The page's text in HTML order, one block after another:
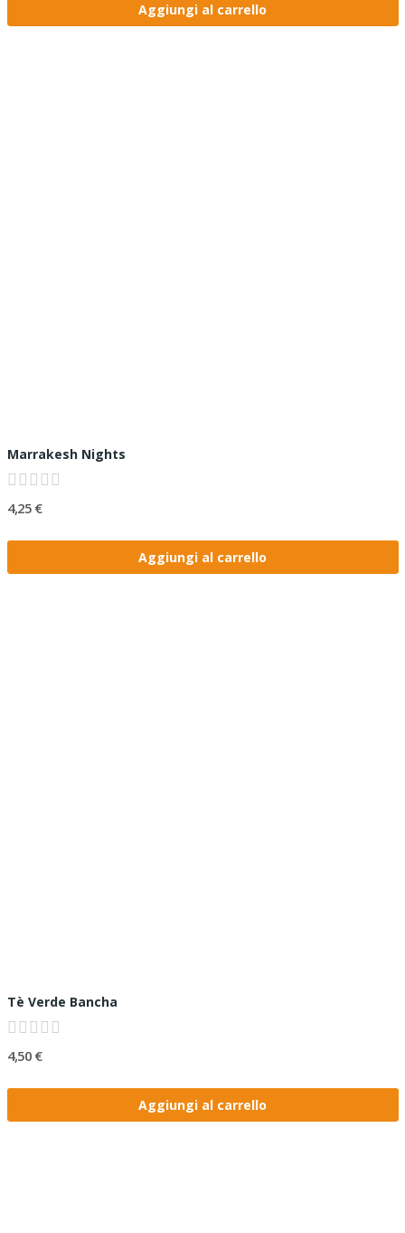
Aggiungi al carrello
Marrakesh Nights
4,25 €
Aggiungi al carrello
Tè Verde Bancha
4,50 €
Aggiungi al carrello